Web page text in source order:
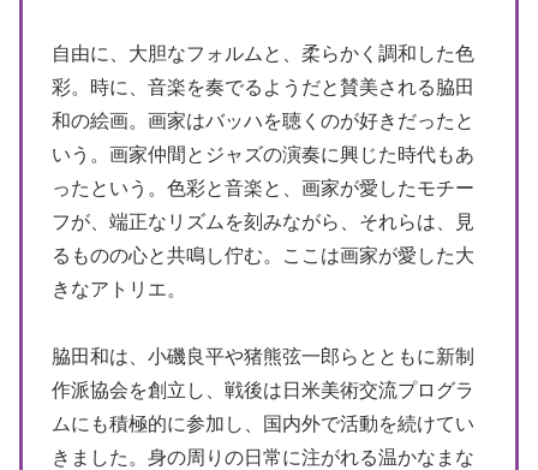
自由に、大胆なフォルムと、柔らかく調和した色
彩。時に、音楽を奏でるようだと賛美される脇田
和の絵画。画家はバッハを聴くのが好きだったと
いう。画家仲間とジャズの演奏に興じた時代もあ
ったという。色彩と音楽と、画家が愛したモチー
フが、端正なリズムを刻みながら、それらは、見
るものの心と共鳴し佇む。ここは画家が愛した大
きなアトリエ。
脇田和は、小磯良平や猪熊弦一郎らとともに新制
作派協会を創立し、戦後は日米美術交流プログラ
ムにも積極的に参加し、国内外で活動を続けてい
きました。身の周りの日常に注がれる温かなまな